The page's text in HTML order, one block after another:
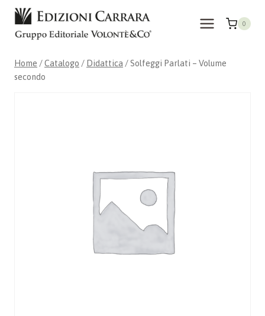
Salta
contenuto
0
Home /Catalogo / Didattica / Solfeggi Parlati – Volume
secondo